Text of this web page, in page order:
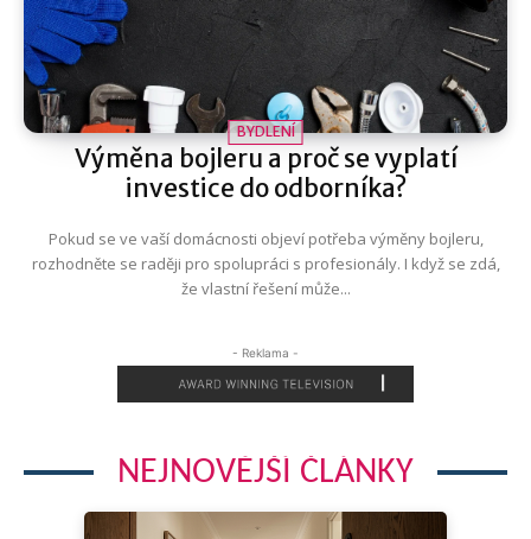
BYDLENÍ
Výměna bojleru a proč se vyplatí
investice do odborníka?
Pokud se ve vaší domácnosti objeví potřeba výměny bojleru,
rozhodněte se raději pro spolupráci s profesionály. I když se zdá,
že vlastní řešení může...
- Reklama -
NEJNOVĚJŠÍ ČLÁNKY